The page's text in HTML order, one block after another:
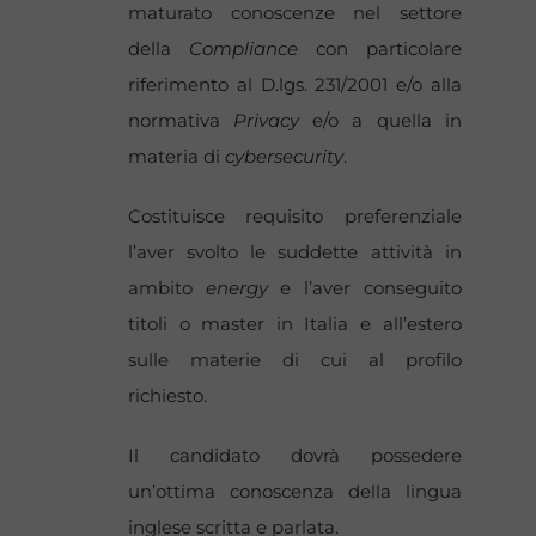
maturato conoscenze nel settore
della Compliance con particolare
riferimento al D.lgs. 231/2001 e/o alla
normativa Privacye/o a quella in
materia dicybersecurity.
Costituisce requisito preferenziale
l’aver svolto le suddette attività in
ambito energye l’aver conseguito
titoli o master in Italia e all’estero
sulle materie di cui al profilo
richiesto.
Il candidato dovrà possedere
un’ottima conoscenza della lingua
inglese scritta e parlata.